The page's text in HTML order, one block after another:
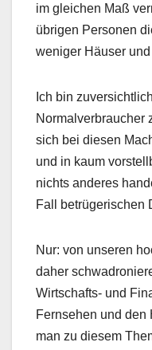
im gleichen Maß
übrigen Personen
weniger Häuser
Ich bin
Normalverbraucher
sich bei diesen
und in kaum
nichts anderes
Fall betrügerischen
Nur: von unseren
daher
Wirtschafts- und
Fernsehen und den
man zu diesem